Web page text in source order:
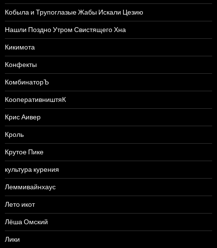
Кобыла и Трупоглазые Жабы Искали Цезию
Нашли Поздно Утром Свистящего Хна
Кикимота
Конфекты
КомбинаторЪ
КооперативништяК
Крис Аивер
Кроль
Крутое Пике
культура курения
Леммивайнхаус
Лето икот
Лёша Омский
Лики